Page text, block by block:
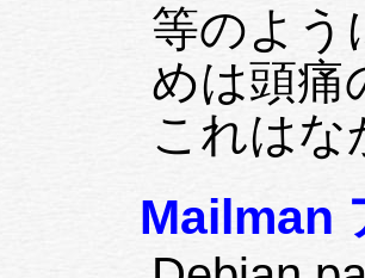
等のよう
めは頭痛
これは
Mailman